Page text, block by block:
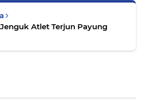
Atlet Terjun Payung